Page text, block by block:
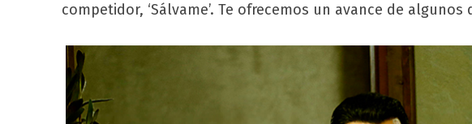
competidor, ‘Sálvame’. Te ofrecemos un avance de